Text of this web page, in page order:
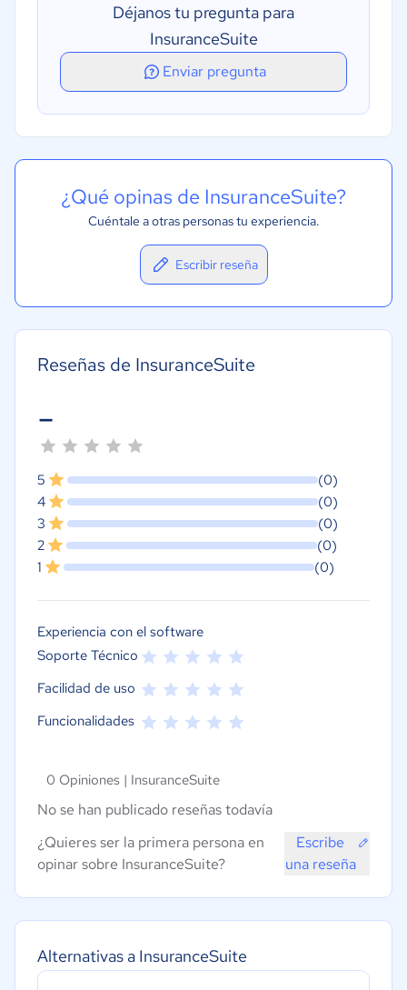
Alternativas a InsuranceSuite
Déjanos tu pregunta para
InsuranceSuite
Enviar pregunta
¿Qué opinas de InsuranceSuite?
Cuéntale a otras personas tu experiencia.
Escribir reseña
Reseñas de InsuranceSuite
-
5
(0)
4
(0)
3
(0)
2
(0)
1
(0)
Experiencia con el software
Soporte Técnico
Facilidad de uso
Funcionalidades
0 Opiniones | InsuranceSuite
No se han publicado reseñas todavía
¿Quieres ser la primera persona en
opinar sobre InsuranceSuite?
Escribe
una reseña